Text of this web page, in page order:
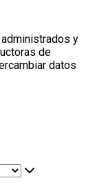
y
de
datos